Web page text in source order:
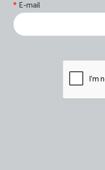
E-mail
*